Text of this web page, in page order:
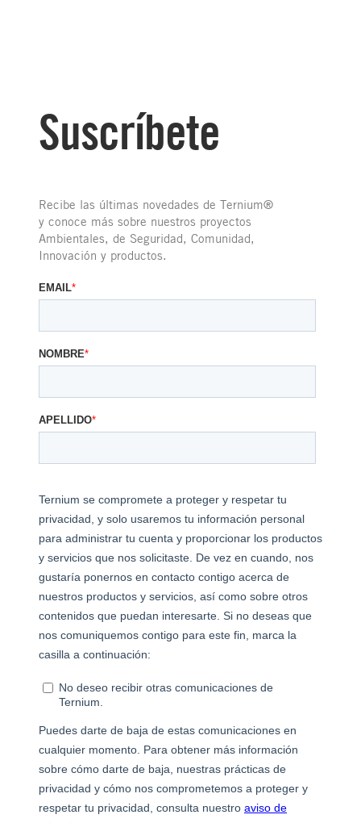
Suscríbete
Recibe las últimas novedades de Ternium®
y conoce más sobre nuestros proyectos
Ambientales, de Seguridad, Comunidad,
Innovación y productos.